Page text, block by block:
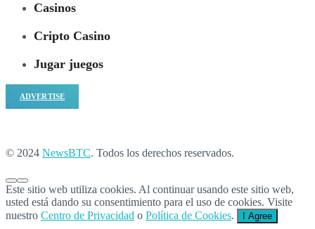
Casinos
Cripto Casino
Jugar juegos
ADVERTISE
© 2024 NewsBTC. Todos los derechos reservados.
Este sitio web utiliza cookies. Al continuar usando este sitio web,
usted está dando su consentimiento para el uso de cookies. Visite
nuestro Centro de Privacidad o Política de Cookies. I Agree